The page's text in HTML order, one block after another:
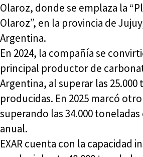
Olaroz, donde se emplaza la
Olaroz”, en la provincia de
Argentina.
En 2024, la compañía se
principal productor de
Argentina, al superar las 25.000
producidas. En 2025 marcó
superando las 34.000
anual.
EXAR cuenta con la capacidad